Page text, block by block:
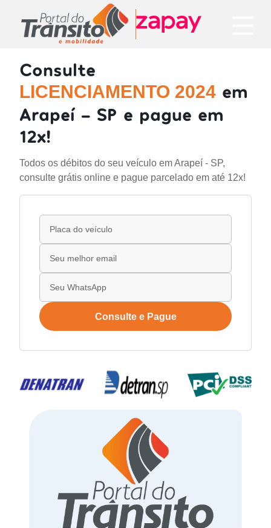
Consulte
LICENCIAMENTO 2024 em
Arapeí - SP e pague em
12x!
Todos os débitos do seu veículo em Arapeí - SP,
consulte grátis online e pague parcelado em até 12x!
Consulte e Pague